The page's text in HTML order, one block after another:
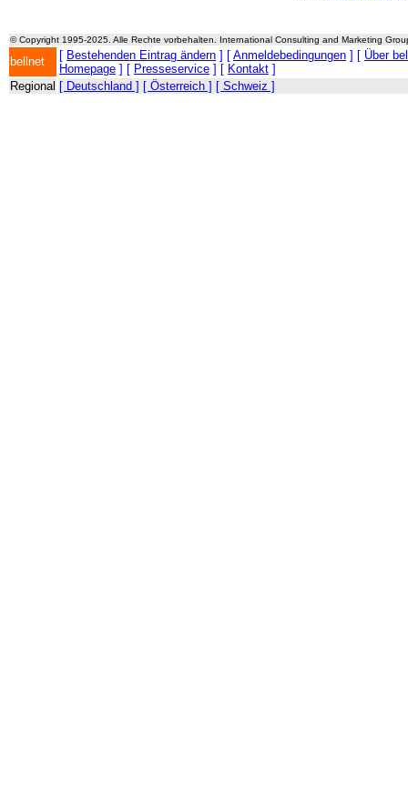
© Copyright 1995-2025. Alle Rechte vorbehalten. International Consulting and Marketing
bellnet [ Bestehenden Eintrag ändern ] [ Anmeldebedingungen ] [ Über
Homepage ] [ Presseservice ] [ Kontakt ]
Regional [ Deutschland ] [ Österreich ] [ Schweiz ]